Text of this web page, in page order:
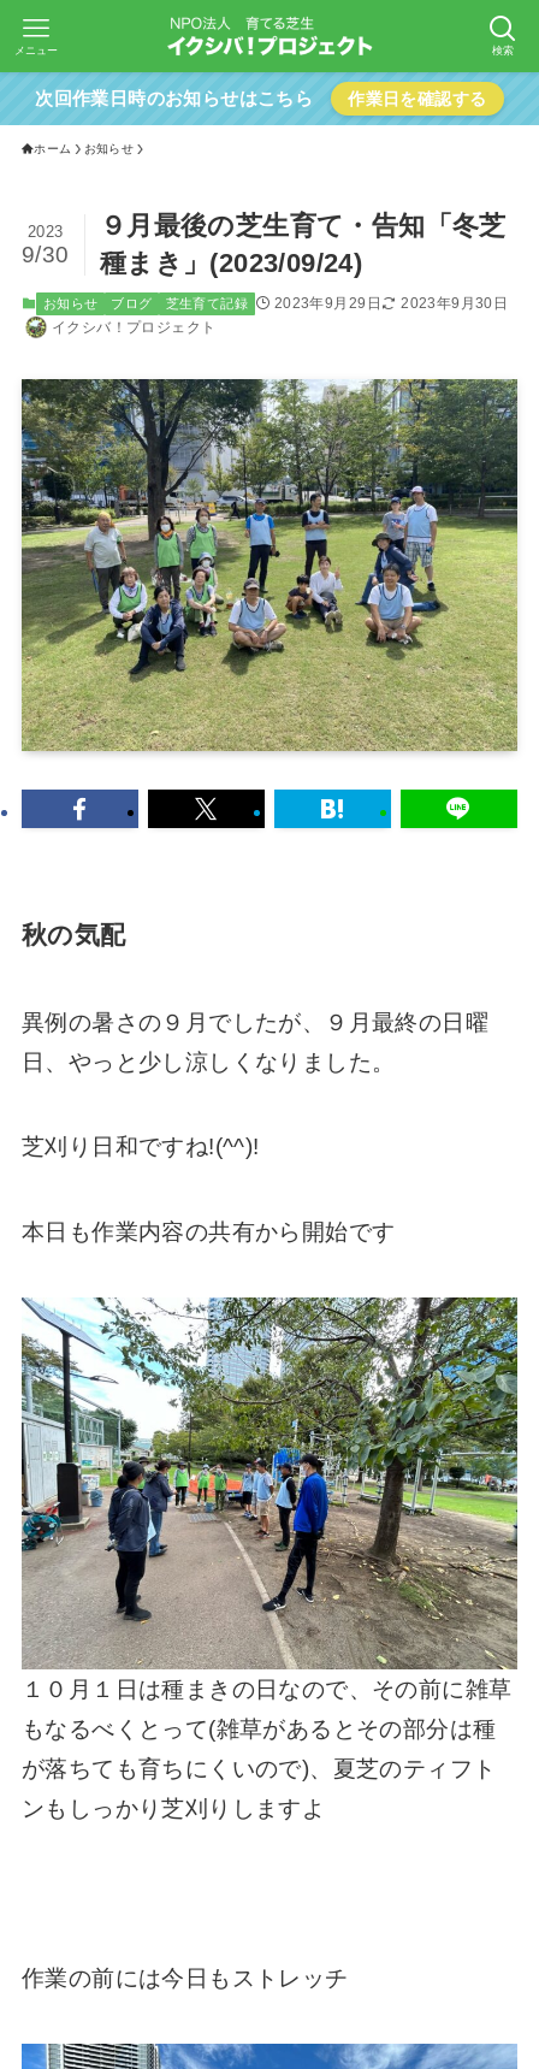
検索
メニュー
次回作業日時のお知らせはこちら 作業日を確認する
ホーム お知らせ
９月最後の芝生育て・告知「冬芝
種まき」(2023/09/24)
2023
9/30
お知らせ ブログ 芝生育て記録 2023年9月29日
2023年9月30日
イクシバ！プロジェクト
秋の気配
異例の暑さの９月でしたが、９月最終の日曜
日、やっと少し涼しくなりました。
芝刈り日和ですね!(^^)!
本日も作業内容の共有から開始です
１０月１日は種まきの日なので、その前に雑草
もなるべくとって(雑草があるとその部分は種
が落ちても育ちにくいので)、夏芝のティフト
ンもしっかり芝刈りしますよ
作業の前には今日もストレッチ